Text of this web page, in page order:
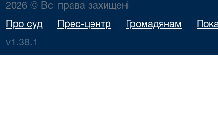
2026 © Всі права захищені
Про суд Прес-центр Громадянам
v1.38.1